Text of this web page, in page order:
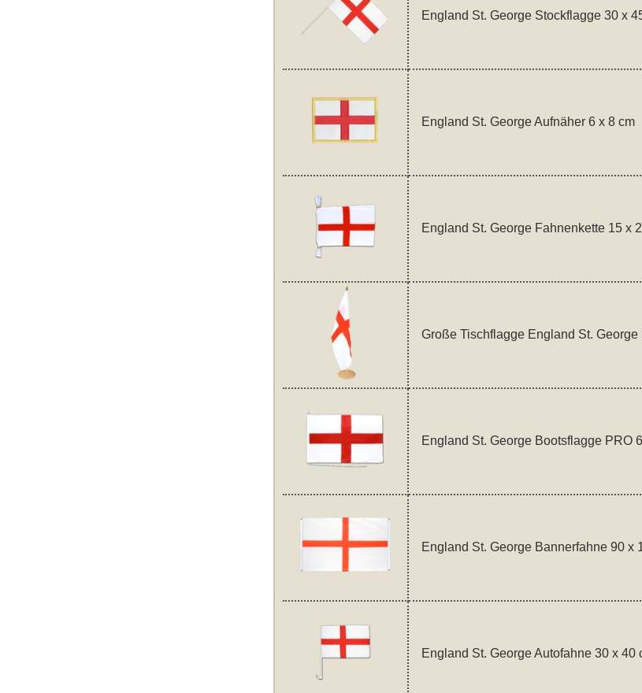
England St. George Stockflagge 30 x
England St. George Aufnäher 6 x 8 cm
England St. George Fahnenkette 15 x
Große Tischflagge England St. George
England St. George Bootsflagge PRO
England St. George Bannerfahne 90 x
England St. George Autofahne 30 x 40